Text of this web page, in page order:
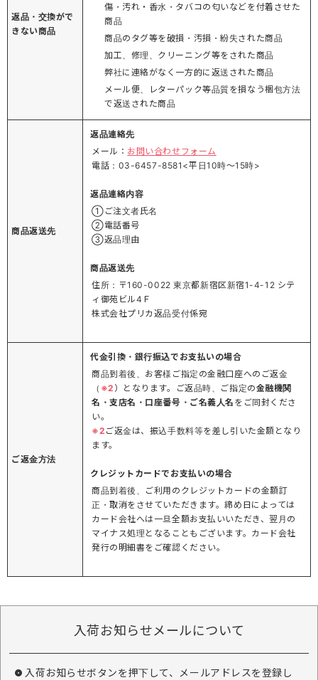
返品・交換がで
きない商品
傷・汚れ・香水・タバコの匂いなどを付着させた
商品
商品のタグ等を破損・汚損・紛失された商品
加工、修理、クリーニング等をされた商品
弊社に連絡がなく一方的に返送された商品
メール便、レターパック等品質を損なう梱包方法
で返送された商品
商品返送先
返品連絡先
メール： お問い合わせフォーム
電話：03-6457-8581<平日10時～15時>
返品連絡内容
①ご注文者氏名
②電話番号
③返品理由
商品返送先
住所：〒160-0022 東京都新宿区新宿1-4-12 シテ
ィ御苑ビル4Ｆ
株式会社プリカ返品受付係宛
ご返金方法
代金引換・銀行振込でお支払いの場合
商品到着後、お客様ご指定の金融口座へのご返金
（ ※2 ）となります。ご返品時、ご指定の金融機関
名・支店名・口座番号・ご名義人名 をご同封くださ
い。
※2 ご返金は、振込手数料等を差し引いた金額となり
ます。
クレジットカードでお支払いの場合
商品到着後、ご利用のクレジットカードの金額訂
正・取消をさせていただきます。締め日によっては
カード会社へは一旦全額お支払いいただき、翌月の
マイナス処理となることもございます。カード会社
発行の明細書をご確認ください。
入荷お知らせメールについて
入荷お知らせボタンを押下して、メールアドレスを登録し